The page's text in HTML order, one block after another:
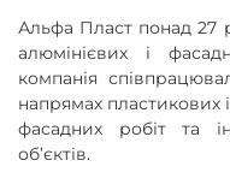
Альфа Пласт понад 27
алюмінієвих і
компанія
напрямах пластикових
фасадних робіт та
об’єктів.